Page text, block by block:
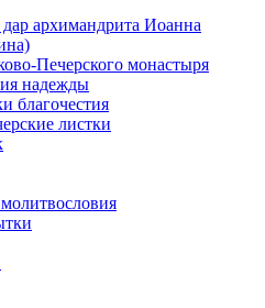
архимандрита Иоанна
Печерского монастыря
надежды
благочестия
листки